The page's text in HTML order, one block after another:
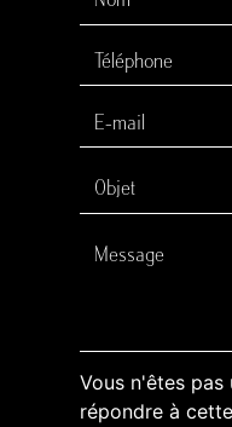
Vous n'êtes
répondre à